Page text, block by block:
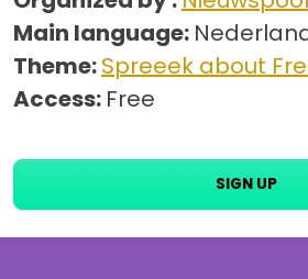
Main language:
Theme:Spreeek about
Access: Free
SIGN UP